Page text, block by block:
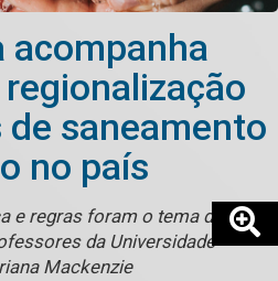
acompanha
saneamento
no país
e regras foram o tema dessa
da Universidade
Mackenzie